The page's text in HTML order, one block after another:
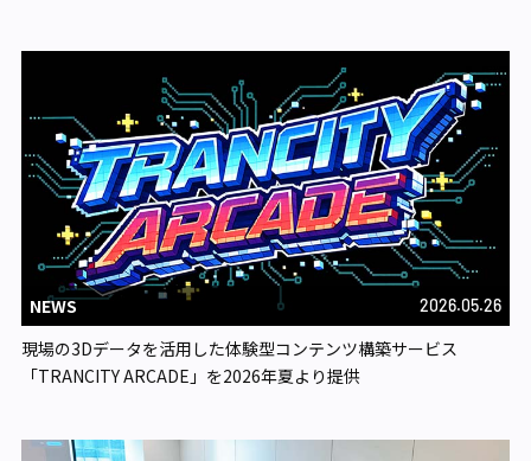
NEWS 2026.05.26
現場の3Dデータを活用した体験型コンテンツ構築サービス
「TRANCITY ARCADE」を2026年夏より提供